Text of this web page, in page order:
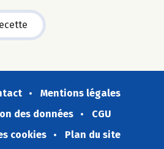
Mentions légales
des données
CGU
cookies
Plan du site